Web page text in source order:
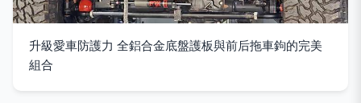
升級愛車防護力 全鋁合金底盤護板與前后拖車鉤的完美
組合